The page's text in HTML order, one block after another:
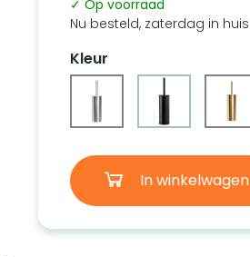
✓ Op voorraad
Nu besteld, zaterdag in huis
Kleur
In winkelwagen